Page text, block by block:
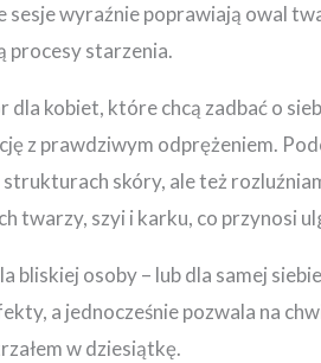
sesje wyraźnie poprawiają owal
procesy starzenia.
dla kobiet, które chcą zadbać o
z prawdziwym odprężeniem.
strukturach skóry, ale też
twarzy, szyi i karku, co przynosi
bliskiej osoby – lub dla samej
a jednocześnie pozwala na
w dziesiątkę.